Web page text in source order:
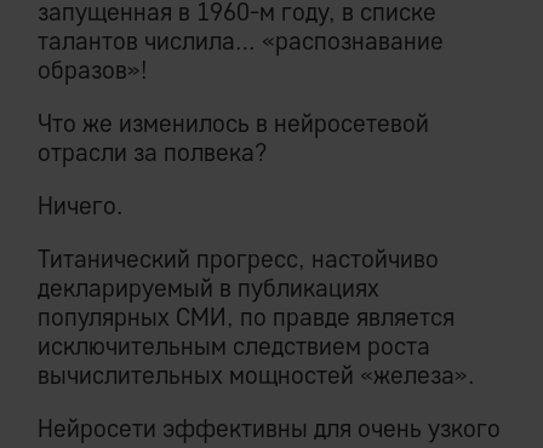
запущенная в 1960-м году, в списке
талантов числила… «распознавание
образов»!
Что же изменилось в нейросетевой
отрасли за полвека?
Ничего.
Титанический прогресс, настойчиво
декларируемый в публикациях
популярных СМИ, по правде является
исключительным следствием роста
вычислительных мощностей «железа».
Нейросети эффективны для очень узкого